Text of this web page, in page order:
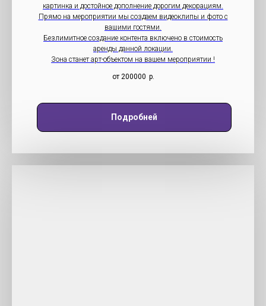
картинка и достойное дополнение дорогим декорациям.
Прямо на мероприятии мы создаем видеоклипы и фото с
вашими гостями.
Безлимитное создание контента включено в стоимость
аренды данной локации.
Зона станет арт-объектом на вашем мероприятии !
от 200000 р.
Подробней